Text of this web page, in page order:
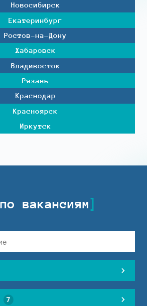
Новосибирск
Екатеринбург
Ростов-на-Дону
Хабаровск
Владивосток
Рязань
Краснодар
Красноярск
Иркутск
вакансиям
7